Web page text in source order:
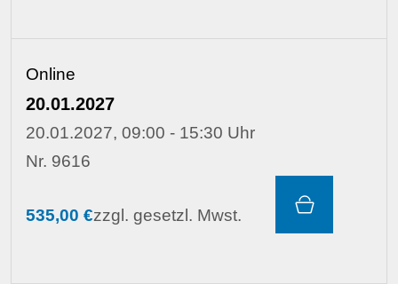
Online
20.01.2027
20.01.2027, 09:00 - 15:30 Uhr
Nr. 9616
535,00 €zzgl. gesetzl. Mwst.